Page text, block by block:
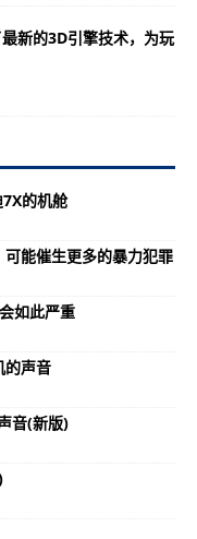
新的3D引擎技术，为玩
的机舱
能催生更多的暴力犯罪
如此严重
的声音
音(新版)